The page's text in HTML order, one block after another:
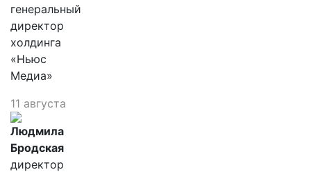
генеральный
директор
холдинга
«Ньюс
Медиа»
11 августа
Людмила
Бродская
директор